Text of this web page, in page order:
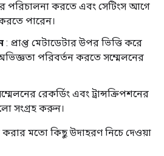
পরিচালনা করতে এবং সেটিংস আগে
পারেন।
: প্রাপ্ত মেটাডেটার উপর ভিত্তি করে
পরিবর্তন করতে সম্মেলনের
রেকর্ডিং এবং ট্রান্সক্রিপশনের
সংগ্রহ করুন।
করার মতো কিছু উদাহরণ নিচে দেওয়া